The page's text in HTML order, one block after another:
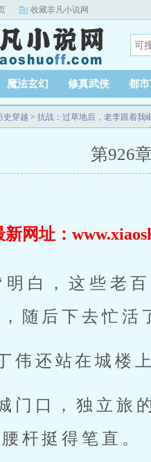
收藏非凡小说网
魔法玄幻 修真武侠 都
史穿越 > 抗战：过草地后，老李跟着我
第926
新网址：
明白，这些老
随后下去忙活
伟还站在城楼
门口，独立旅
杆挺得笔直。